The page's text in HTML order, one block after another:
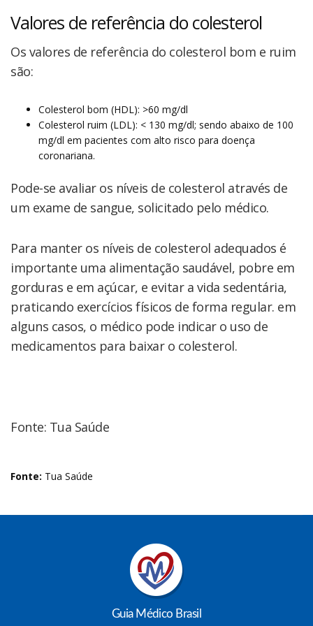
Valores de referência do colesterol
Os valores de referência do colesterol bom e ruim
são:
Colesterol bom (HDL): >60 mg/dl
Colesterol ruim (LDL): < 130 mg/dl; sendo abaixo de 100
mg/dl em pacientes com alto risco para doença
coronariana.
Pode-se avaliar os níveis de colesterol através de
um exame de sangue, solicitado pelo médico.
Para manter os níveis de colesterol adequados é
importante uma alimentação saudável, pobre em
gorduras e em açúcar, e evitar a vida sedentária,
praticando exercícios físicos de forma regular. em
alguns casos, o médico pode indicar o uso de
medicamentos para baixar o colesterol.
Fonte: Tua Saúde
Fonte: Tua Saúde
Guia Médico Brasil